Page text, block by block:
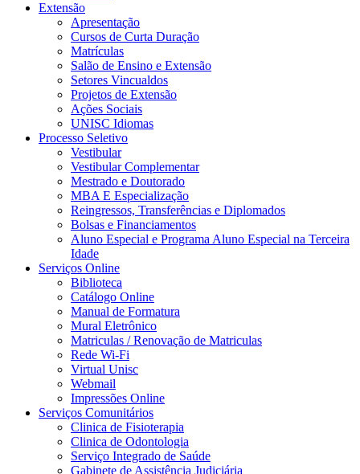
Extensão
Apresentação
Cursos de Curta Duração
Matrículas
Salão de Ensino e Extensão
Setores Vincualdos
Projetos de Extensão
Ações Sociais
UNISC Idiomas
Processo Seletivo
Vestibular
Vestibular Complementar
Mestrado e Doutorado
MBA E Especialização
Reingressos, Transferências e Diplomados
Bolsas e Financiamentos
Aluno Especial e Programa Aluno Especial na Terceira
Idade
Serviços Online
Biblioteca
Catálogo Online
Manual de Formatura
Mural Eletrônico
Matriculas / Renovação de Matriculas
Rede Wi-Fi
Virtual Unisc
Webmail
Impressões Online
Serviços Comunitários
Clinica de Fisioterapia
Clinica de Odontologia
Serviço Integrado de Saúde
Gabinete de Assistência Judiciária